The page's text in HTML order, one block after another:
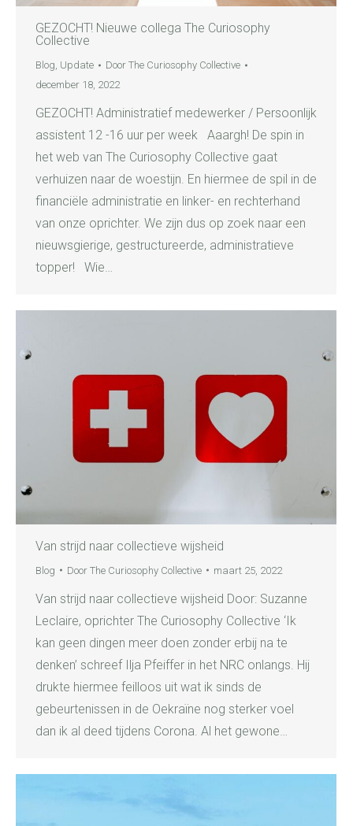
GEZOCHT! Nieuwe collega The Curiosophy
Collective
Blog, Update Door The Curiosophy Collective
december 18, 2022
GEZOCHT! Administratief medewerker / Persoonlijk
assistent 12 -16 uur per week Aaargh! De spin in
het web van The Curiosophy Collective gaat
verhuizen naar de woestijn. En hiermee de spil in de
financiële administratie en linker- en rechterhand
van onze oprichter. We zijn dus op zoek naar een
nieuwsgierige, gestructureerde, administratieve
topper! Wie…
Van strijd naar collectieve wijsheid
Blog Door The Curiosophy Collective maart 25, 2022
Van strijd naar collectieve wijsheid Door: Suzanne
Leclaire, oprichter The Curiosophy Collective ‘Ik
kan geen dingen meer doen zonder erbij na te
denken’ schreef Ilja Pfeiffer in het NRC onlangs. Hij
drukte hiermee feilloos uit wat ik sinds de
gebeurtenissen in de Oekraïne nog sterker voel
dan ik al deed tijdens Corona. Al het gewone…